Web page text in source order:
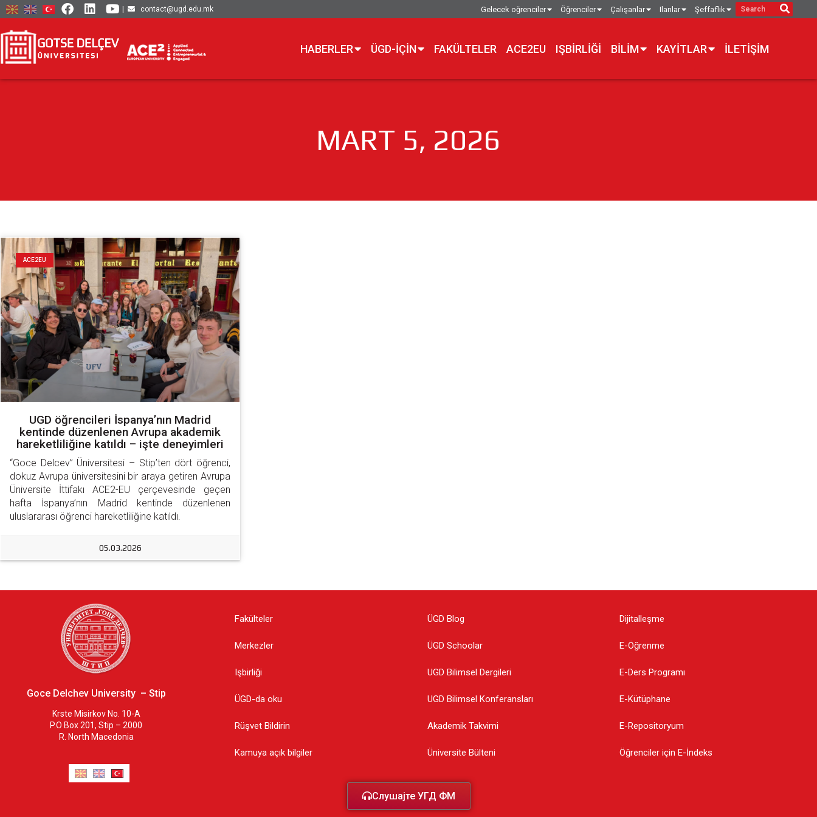
contact@ugd.edu.mk Gelecek oğrenciler Öğrenciler Çalışanlar Ilanlar Şeffaflık
HABERLER ÜGD-IÇIN FAKÜLTELER ACE2EU IŞBIRLIĞI BILIM KAYITLAR İLETIŞIM
MART 5, 2026
ACE2EU
UGD öğrencileri İspanya’nın Madrid
kentinde düzenlenen Avrupa akademik
hareketliliğine katıldı – işte deneyimleri
“Goce Delcev” Üniversitesi – Stip’ten dört öğrenci,
dokuz Avrupa üniversitesini bir araya getiren Avrupa
Üniversite İttifakı ACE2-EU çerçevesinde geçen
hafta İspanya’nın Madrid kentinde düzenlenen
uluslararası öğrenci hareketliliğine katıldı.
05.03.2026
Goce Delchev University – Stip
Krste Misirkov No. 10-A
P.O Box 201, Stip – 2000
R. North Macedonia
Fakülteler
Merkezler
Işbirliği
ÜGD-da oku
Rüşvet Bildirin
Kamuya açık bilgiler
ÜGD Blog
ÜGD Schoolar
UGD Bilimsel Dergileri
UGD Bilimsel Konferansları
Akademik Takvimi
Üniversite Bülteni
Dijitalleşme
E-Öğrenme
E-Ders Programı
E-Kütüphane
E-Repositoryum
Öğrenciler için E-İndeks
Слушајте УГД ФМ